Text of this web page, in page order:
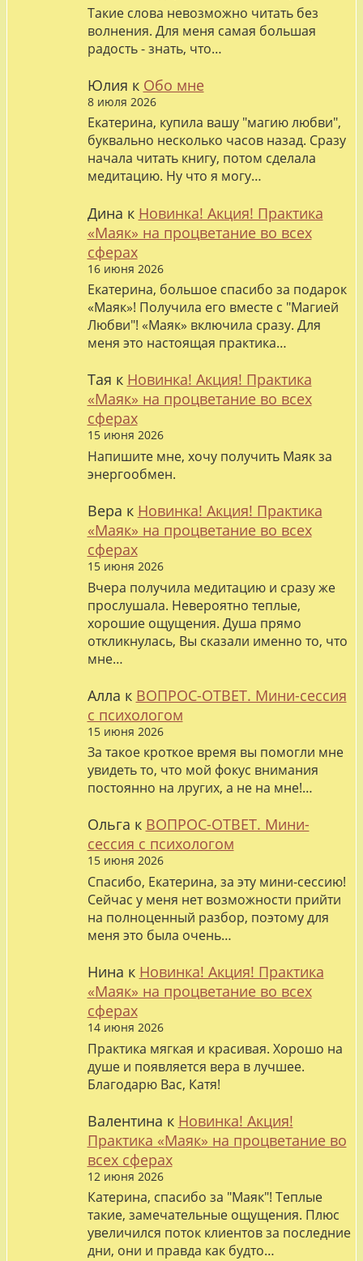
Такие слова невозможно читать без
волнения. Для меня самая большая
радость - знать, что…
Юлия к Обо мне
8 июля 2026
Екатерина, купила вашу "магию любви",
буквально несколько часов назад. Сразу
начала читать книгу, потом сделала
медитацию. Ну что я могу…
Дина к Новинка! Акция! Практика
«Маяк» на процветание во всех
сферах
16 июня 2026
Екатерина, большое спасибо за подарок
«Маяк»! Получила его вместе с "Магией
Любви"! «Маяк» включила сразу. Для
меня это настоящая практика…
Тая к Новинка! Акция! Практика
«Маяк» на процветание во всех
сферах
15 июня 2026
Напишите мне, хочу получить Маяк за
энергообмен.
Вера к Новинка! Акция! Практика
«Маяк» на процветание во всех
сферах
15 июня 2026
Вчера получила медитацию и сразу же
прослушала. Невероятно теплые,
хорошие ощущения. Душа прямо
откликнулась, Вы сказали именно то, что
мне…
Алла к ВОПРОС-ОТВЕТ. Мини-сессия
с психологом
15 июня 2026
За такое кроткое время вы помогли мне
увидеть то, что мой фокус внимания
постоянно на лругих, а не на мне!…
Ольга к ВОПРОС-ОТВЕТ. Мини-
сессия с психологом
15 июня 2026
Спасибо, Екатерина, за эту мини-сессию!
Сейчас у меня нет возможности прийти
на полноценный разбор, поэтому для
меня это была очень…
Нина к Новинка! Акция! Практика
«Маяк» на процветание во всех
сферах
14 июня 2026
Практика мягкая и красивая. Хорошо на
душе и появляется вера в лучшее.
Благодарю Вас, Катя!
Валентина к Новинка! Акция!
Практика «Маяк» на процветание во
всех сферах
12 июня 2026
Катерина, спасибо за "Маяк"! Теплые
такие, замечательные ощущения. Плюс
увеличился поток клиентов за последние
дни, они и правда как будто…